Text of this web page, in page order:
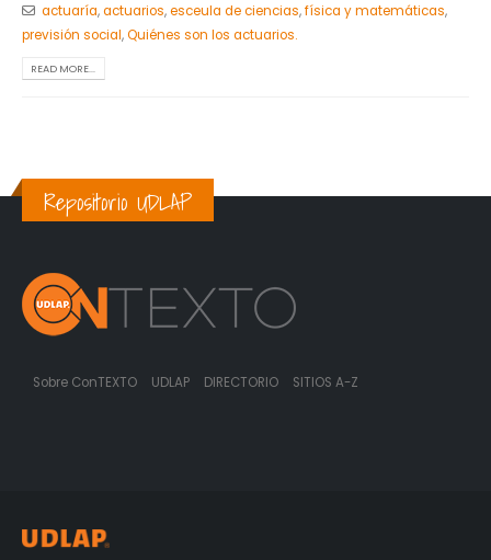
actuaría,actuarios,esceula de ciencias,física y matemáticas,
previsión social,Quiénes son los actuarios.
READ MORE...
Repositorio UDLAP
Sobre ConTEXTO UDLAP DIRECTORIO SITIOS A-Z